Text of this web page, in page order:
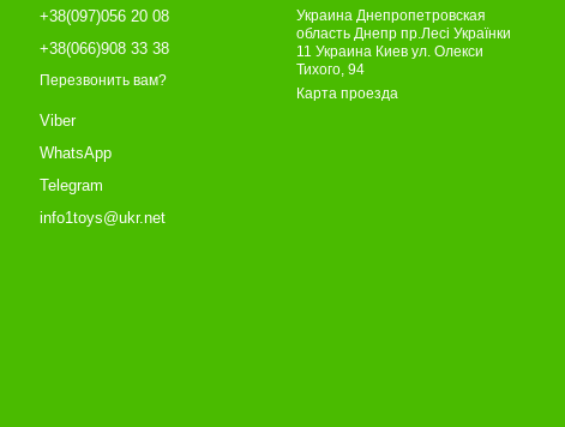
+38(097)056 20 08
+38(066)908 33 38
Перезвонить вам?
Viber
WhatsApp
Telegram
info1toys@ukr.net
Украина Днепропетровская
область Днепр пр.Лесі Українки
11 Украина Киев ул. Олекси
Тихого, 94
Карта проезда